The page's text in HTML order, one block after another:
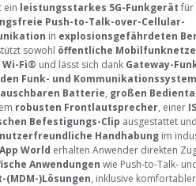
ein leistungsstarkes 5G-Funkgerät für
Push-to-Talk-over-Cellular-
in explosionsgefährdeten
sowohl öffentliche
Wi-Fi® und lässt sich dank Gateway-
Funk- und
Batterie, großen
robusten Frontlautsprecher, einer
Befestigungs-Clip ausgestattet
Handhabung im
App World erhalten Anwender direkten
Anwendungen wie Push-to-Talk-
(MDM-)Lösungen, inklusive